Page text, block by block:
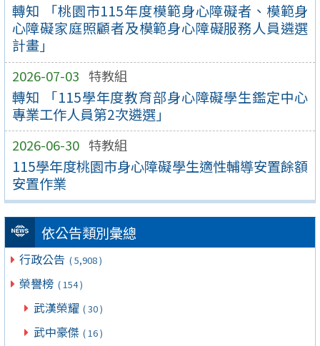
轉知 「桃園市115年度模範身心障礙者、模範身
心障礙家庭照顧者及模範身心障礙服務人員遴選
計畫」
2026-07-03 特教組
轉知 「115學年度教育部身心障礙學生鑑定中心
專業工作人員第2次遴選」
2026-06-30 特教組
115學年度桃園市身心障礙學生適性輔導安置餘額
安置作業
依公告類別彙總
行政公告 ( 5,908 )
榮譽榜 ( 154 )
武漢榮耀 ( 30 )
武中豪傑 ( 16 )